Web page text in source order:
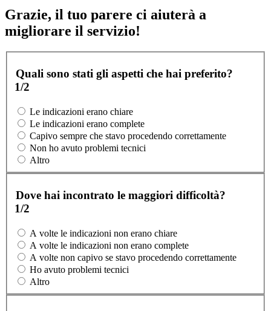
Grazie, il tuo parere ci aiuterà a
migliorare il servizio!
Quali sono stati gli aspetti che hai preferito?
1/2
Le indicazioni erano chiare
Le indicazioni erano complete
Capivo sempre che stavo procedendo correttamente
Non ho avuto problemi tecnici
Altro
Dove hai incontrato le maggiori difficoltà?
1/2
A volte le indicazioni non erano chiare
A volte le indicazioni non erano complete
A volte non capivo se stavo procedendo correttamente
Ho avuto problemi tecnici
Altro